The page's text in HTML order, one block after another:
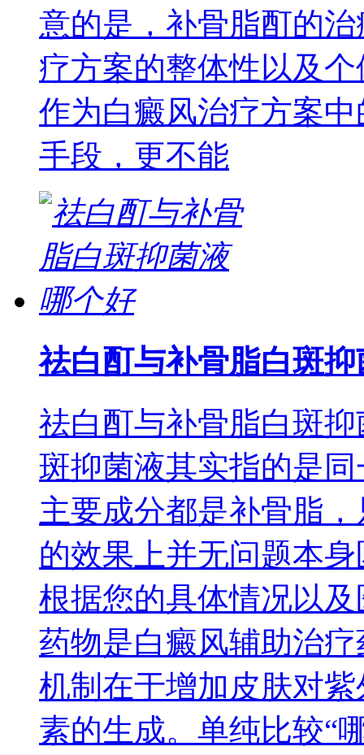
意的是，补骨脂酊的
疗方案的整体性以及
作为白癜风治疗方案
手段，更不能
祛白酊与补骨脂白斑
祛白酊与补骨脂白斑
斑抑菌液其实指的是
主要成分都是补骨脂
的效果上并无问题本
根据您的具体情况以
药物是白癜风辅助治
机制在于增加皮肤对
素的生成。单纯比较“